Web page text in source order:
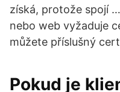
získá, protože spojí
nebo web vyžaduje
můžete příslušný
Pokud je